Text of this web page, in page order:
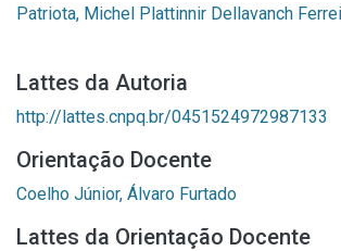
Patriota, Michel Plattinnir Dellavanch
Lattes da Autoria
http://lattes.cnpq.br/0451524972987133
Orientação Docente
Coelho Júnior, Álvaro Furtado
Lattes da Orientação Docente